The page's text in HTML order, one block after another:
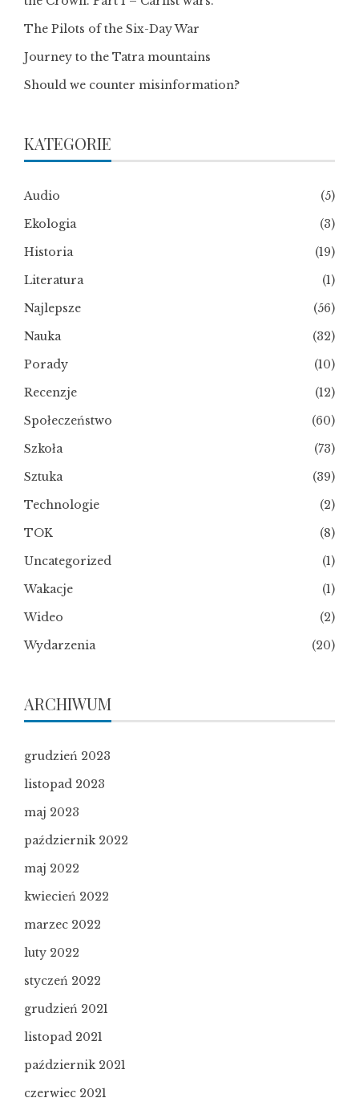
The Pilots of the Six-Day War
Journey to the Tatra mountains
Should we counter misinformation?
KATEGORIE
Audio
(5)
Ekologia
(3)
Historia
(19)
Literatura
(1)
Najlepsze
(56)
Nauka
(32)
Porady
(10)
Recenzje
(12)
Społeczeństwo
(60)
Szkoła
(73)
Sztuka
(39)
Technologie
(2)
TOK
(8)
Uncategorized
(1)
Wakacje
(1)
Wideo
(2)
Wydarzenia
(20)
ARCHIWUM
grudzień 2023
listopad 2023
maj 2023
październik 2022
maj 2022
kwiecień 2022
marzec 2022
luty 2022
styczeń 2022
grudzień 2021
listopad 2021
październik 2021
czerwiec 2021